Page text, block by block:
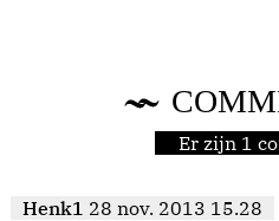
Er zijn 1
Henk1 28 nov. 2013 15.28